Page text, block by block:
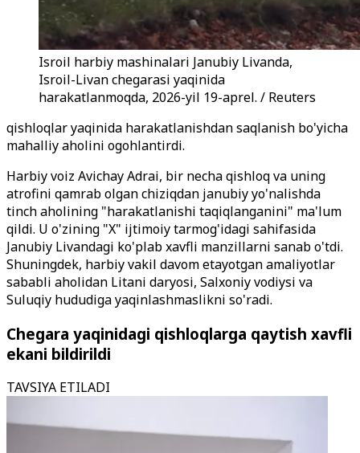
Isroil harbiy mashinalari Janubiy Livanda,
Isroil-Livan chegarasi yaqinida
harakatlanmoqda, 2026-yil 19-aprel. / Reuters
qishloqlar yaqinida harakatlanishdan saqlanish bo'yicha
mahalliy aholini ogohlantirdi.
Harbiy voiz Avichay Adrai, bir necha qishloq va uning
atrofini qamrab olgan chiziqdan janubiy yo'nalishda
tinch aholining "harakatlanishi taqiqlanganini" ma'lum
qildi. U o'zining "X" ijtimoiy tarmog'idagi sahifasida
Janubiy Livandagi ko'plab xavfli manzillarni sanab o'tdi.
Shuningdek, harbiy vakil davom etayotgan amaliyotlar
sababli aholidan Litani daryosi, Salxoniy vodiysi va
Suluqiy hududiga yaqinlashmaslikni so'radi.
Chegara yaqinidagi qishloqlarga qaytish xavfli
ekani bildirildi
TAVSIYA ETILADI